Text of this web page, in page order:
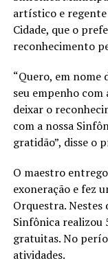
artístico e
Cidade, que o
reconhecimento
“Quero, em nome
seu empenho
deixar o
com a nossa
gratidão”, disse o
O maestro
exoneração e fez
Orquestra. Nestes
Sinfônica realizou
gratuitas. No
atividades.